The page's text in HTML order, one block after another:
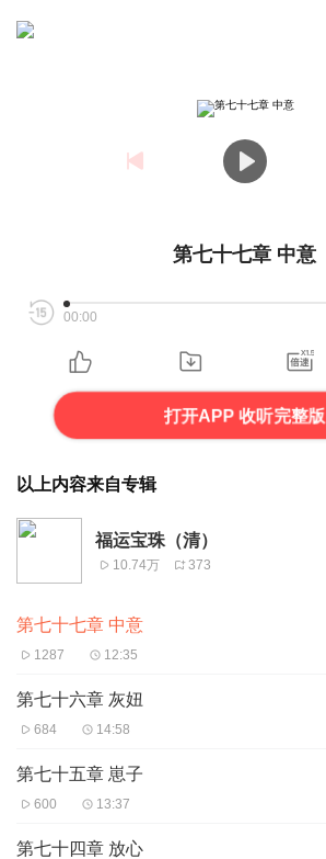
第七十七章 中意
00:00
打开APP 收听完整版
以上内容来自专辑
福运宝珠（清）
10.74万 373
第七十七章 中意
1287 12:35
第七十六章 灰妞
684 14:58
第七十五章 崽子
600 13:37
第七十四章 放心